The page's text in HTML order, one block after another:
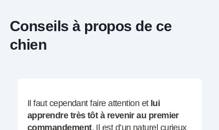
Conseils à propos de ce
chien
Il faut cependant faire attention et lui
apprendre très tôt à revenir au premier
commandement. Il est d’un naturel curieux